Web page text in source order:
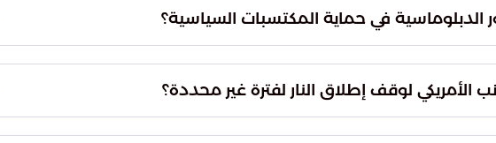
هذه المبادئ على الالتزام التام بالقواعد القانونية الدولية
وحيد لتحقيق أمن مستدام في المنطقة.
الدبلوماسية في حماية المكتسبات السياسية؟
المستمر يحمي المكتسبات السياسية التي تحققت مؤخراً، ويمنع هدم
لتثبيت ركائز الاستقرار في الشرق الأوسط.
لوقف إطلاق النار لفترة غير محددة؟